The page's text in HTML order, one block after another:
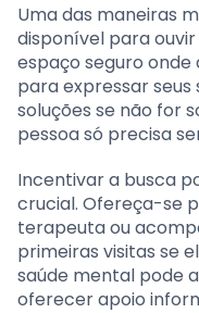
Uma das maneiras
disponível para
espaço seguro
para expressar
soluções se não for
pessoa só precisa
Incentivar a busca
crucial. Ofereça-se
terapeuta ou
primeiras visitas se
saúde mental pode
oferecer apoio